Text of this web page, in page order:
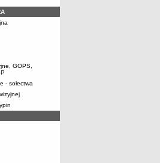
GOPS,
- sołectwa